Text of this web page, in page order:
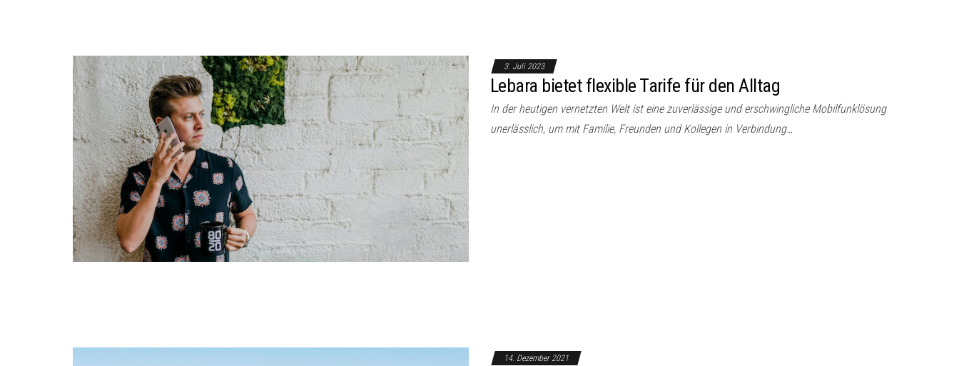
3. Juli 2023
Lebara bietet flexible Tarife für den Alltag
In der heutigen vernetzten Welt ist eine zuverlässige und erschwingliche Mobilfunklösung
unerlässlich, um mit Familie, Freunden und Kollegen in Verbindung…
14. Dezember 2021